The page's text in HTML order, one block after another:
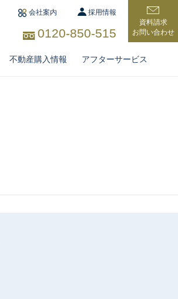
会社案内 採用情報
0120-850-515
資料請求
お問い合わせ
不動産購入情報 アフターサービス